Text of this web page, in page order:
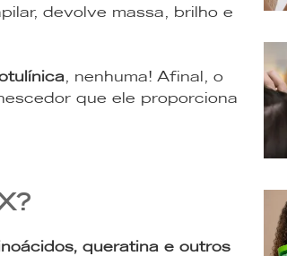
devolve massa, brilho e
, nenhuma! Afinal, o
que ele proporciona
queratina e outros